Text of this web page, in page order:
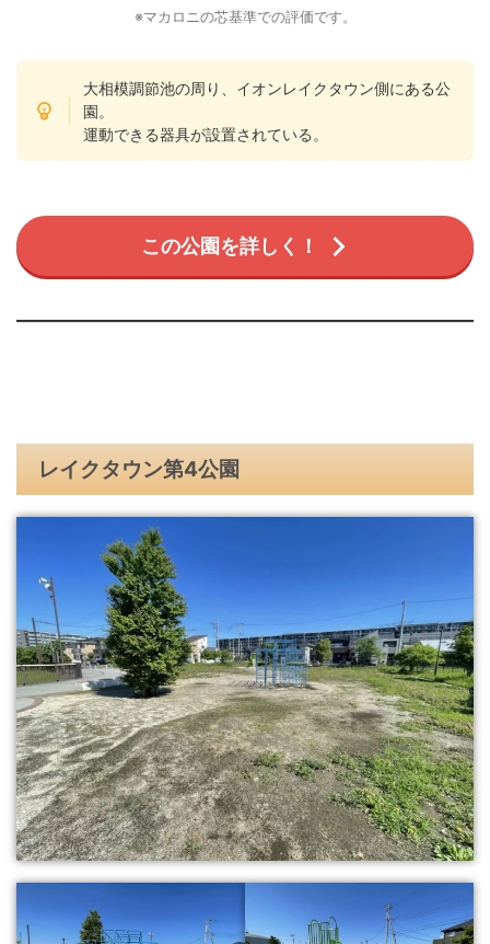
※マカロニの芯基準での評価です。
大相模調節池の周り、イオンレイクタウン側にある公
園。
運動できる器具が設置されている。
この公園を詳しく！
レイクタウン第4公園